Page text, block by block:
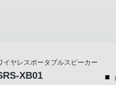
イヤレスポータブルスピーカー
XB01